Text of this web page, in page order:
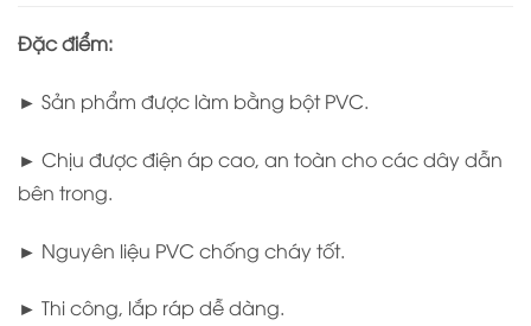
Đặc điểm:
► Sản phẩm được làm bằng bột PVC.
► Chịu được điện áp cao, an toàn cho các dây dẫn
bên trong.
► Nguyên liệu PVC chống cháy tốt.
► Thi công, lắp ráp dễ dàng.